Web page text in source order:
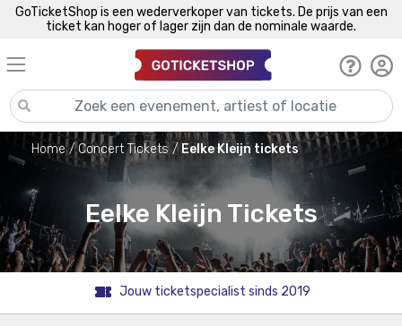
GoTicketShop is een wederverkoper van tickets. De prijs van een
ticket kan hoger of lager zijn dan de nominale waarde.
Home Concert Tickets Eelke Kleijn tickets
Eelke Kleijn Tickets
Jouw ticketspecialist sinds 2019